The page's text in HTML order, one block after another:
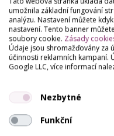
umožnila základní fungování
analýzu. Nastavení můžete
nastavení. Tento banner
soubory cookie. Zásady
Údaje jsou shromažďovány za
účinnosti reklamních kampaní.
Google LLC, více informací
Nezbytné
Funkční